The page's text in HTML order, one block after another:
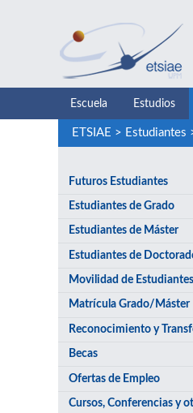
Escuela Estudios
ETSIAE > Estudiantes
Futuros Estudiantes
Estudiantes de Grado
Estudiantes de Máster
Estudiantes de
Movilidad de Estudiantes
Matrícula Grado/Máster
Reconocimiento y
Becas
Ofertas de Empleo
Cursos, Conferencias y